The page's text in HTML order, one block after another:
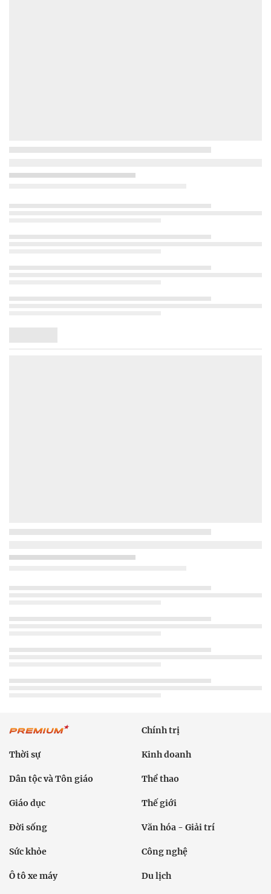
Chính trị
Thời sự Kinh doanh
Dân tộc và Tôn giáo Thể thao
Giáo dục Thế giới
Đời sống Văn hóa - Giải trí
Sức khỏe Công nghệ
Ô tô xe máy Du lịch